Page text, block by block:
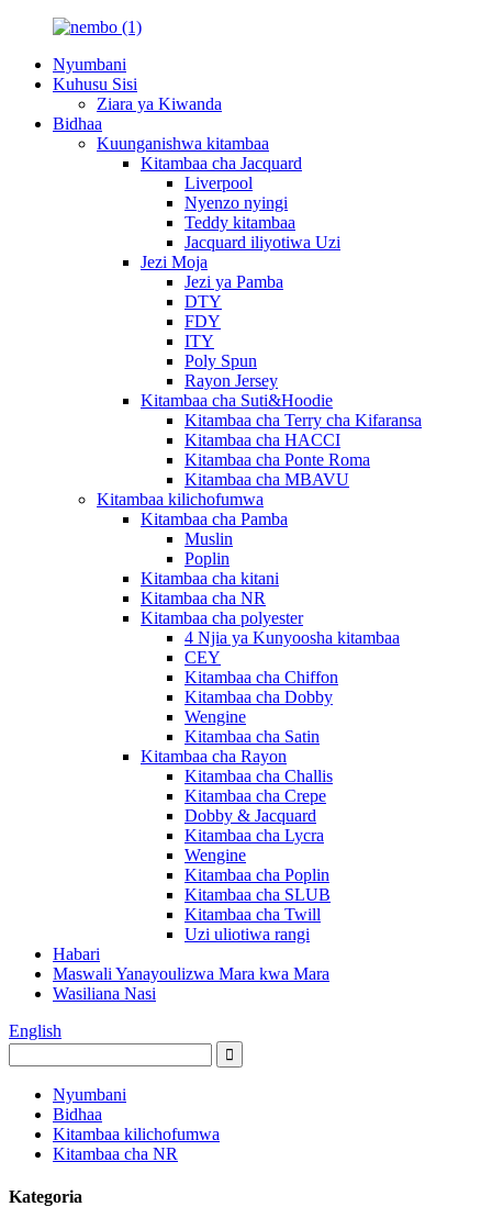
Nyumbani
Kuhusu Sisi
Ziara ya Kiwanda
Bidhaa
Kuunganishwa kitambaa
Kitambaa cha Jacquard
Liverpool
Nyenzo nyingi
Teddy kitambaa
Jacquard iliyotiwa Uzi
Jezi Moja
Jezi ya Pamba
DTY
FDY
ITY
Poly Spun
Rayon Jersey
Kitambaa cha Suti&Hoodie
Kitambaa cha Terry cha Kifaransa
Kitambaa cha HACCI
Kitambaa cha Ponte Roma
Kitambaa cha MBAVU
Kitambaa kilichofumwa
Kitambaa cha Pamba
Muslin
Poplin
Kitambaa cha kitani
Kitambaa cha NR
Kitambaa cha polyester
4 Njia ya Kunyoosha kitambaa
CEY
Kitambaa cha Chiffon
Kitambaa cha Dobby
Wengine
Kitambaa cha Satin
Kitambaa cha Rayon
Kitambaa cha Challis
Kitambaa cha Crepe
Dobby & Jacquard
Kitambaa cha Lycra
Wengine
Kitambaa cha Poplin
Kitambaa cha SLUB
Kitambaa cha Twill
Uzi uliotiwa rangi
Habari
Maswali Yanayoulizwa Mara kwa Mara
Wasiliana Nasi
English
Nyumbani
Bidhaa
Kitambaa kilichofumwa
Kitambaa cha NR
Kategoria